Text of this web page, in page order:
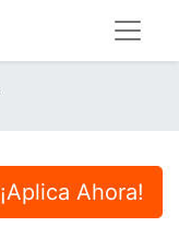
¡Aplica Ahora!